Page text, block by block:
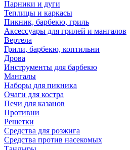
Парники и дуги
Теплицы и каркасы
Пикник, барбекю, гриль
Аксессуары для грилей и мангалов
Вертела
Грили, барбекю, коптильни
Дрова
Инструменты для барбекю
Мангалы
Наборы для пикника
Очаги для костра
Печи для казанов
Противни
Решетки
Средства для розжига
Средства против насекомых